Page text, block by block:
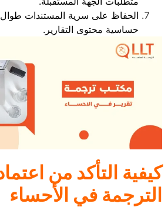
الحفاظ على سرية المستندات طوال
حساسية محتوى التقارير.
كيفية التأكد من
الترجمة في الأحساء